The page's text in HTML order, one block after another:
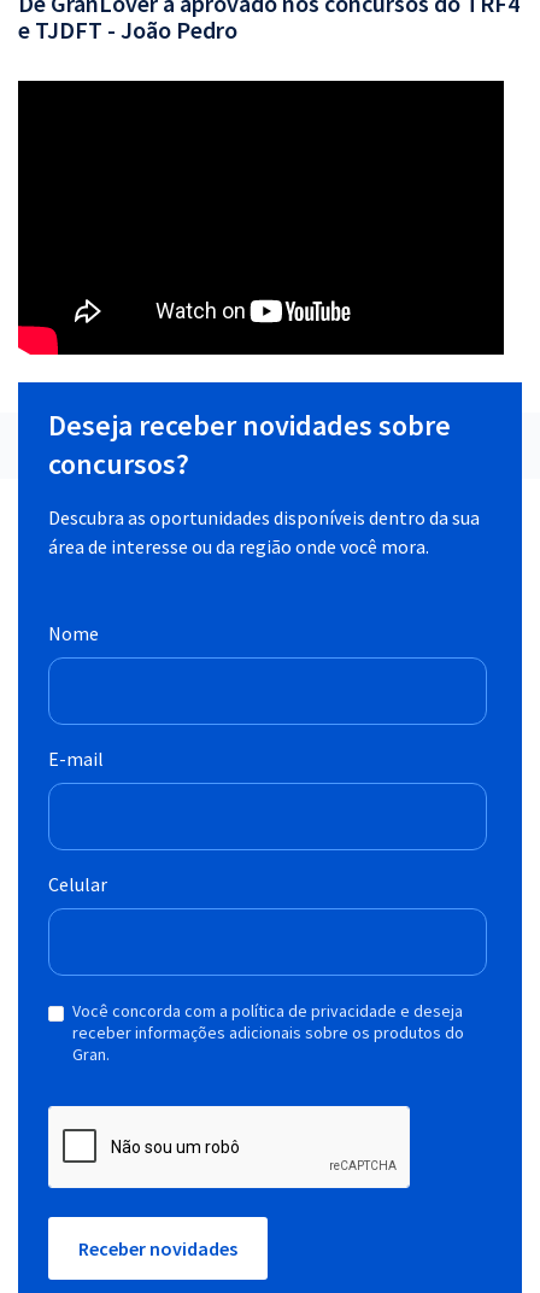
e TJDFT - João Pedro
Deseja receber novidades sobre
concursos?
Descubra as oportunidades disponíveis dentro da sua
área de interesse ou da região onde você mora.
Nome
E-mail
Celular
Você concorda com a política de privacidade e deseja
receber informações adicionais sobre os produtos do
Gran.
Receber novidades